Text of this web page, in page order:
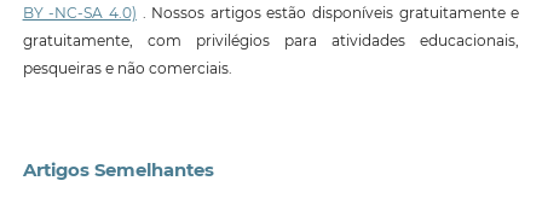
BY -NC-SA 4.0) . Nossos artigos estão disponíveis gratuitamente e
gratuitamente, com privilégios para atividades educacionais,
pesqueiras e não comerciais.
Artigos Semelhantes